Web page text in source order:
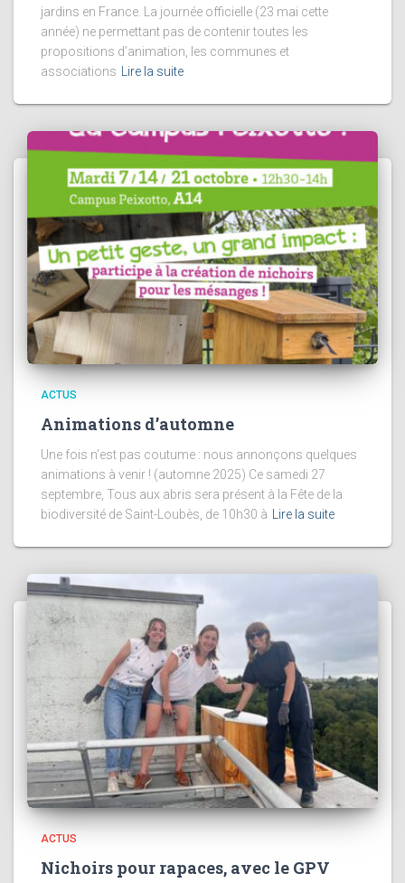
jardins en France. La journée officielle (23 mai cette
année) ne permettant pas de contenir toutes les
propositions d’animation, les communes et
associations
Lire la suite
ACTUS
Animations d’automne
Une fois n’est pas coutume : nous annonçons quelques
animations à venir ! (automne 2025) Ce samedi 27
septembre, Tous aux abris sera présent à la Fête de la
biodiversité de Saint-Loubès, de 10h30 à Lire la suite
ACTUS
Nichoirs pour rapaces, avec le GPV